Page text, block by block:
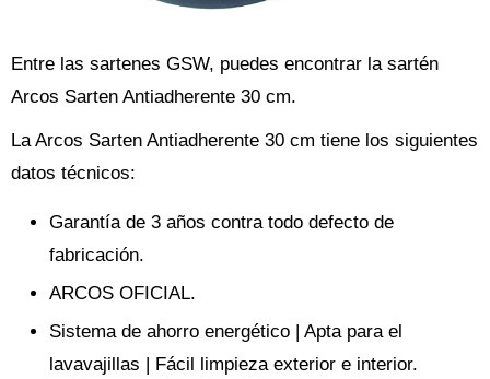
Entre las sartenes GSW, puedes encontrar la sartén
Arcos Sarten Antiadherente 30 cm.
La Arcos Sarten Antiadherente 30 cm tiene los siguientes
datos técnicos:
Garantía de 3 años contra todo defecto de
fabricación.
ARCOS OFICIAL.
Sistema de ahorro energético | Apta para el
lavavajillas | Fácil limpieza exterior e interior.